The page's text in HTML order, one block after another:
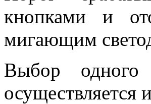
кнопками и
мигающим
Выбор одного
осуществляется